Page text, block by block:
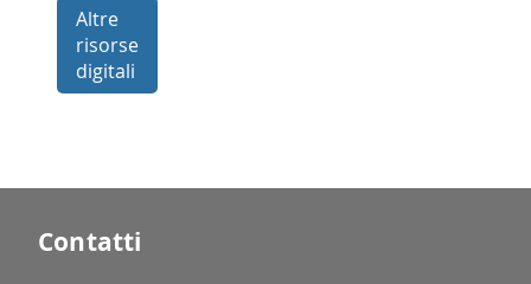
Altre
risorse
digitali
Contatti